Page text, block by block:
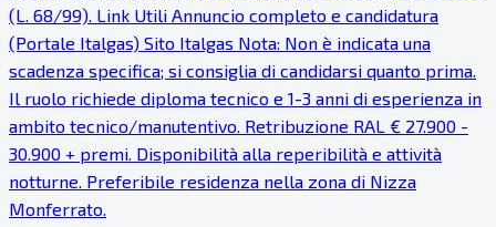
(L. 68/99). Link Utili Annuncio completo e candidatura
(Portale Italgas) Sito Italgas Nota: Non è indicata una
scadenza specifica; si consiglia di candidarsi quanto prima.
Il ruolo richiede diploma tecnico e 1-3 anni di esperienza in
ambito tecnico/manutentivo. Retribuzione RAL € 27.900 -
30.900 + premi. Disponibilità alla reperibilità e attività
notturne. Preferibile residenza nella zona di Nizza
Monferrato.